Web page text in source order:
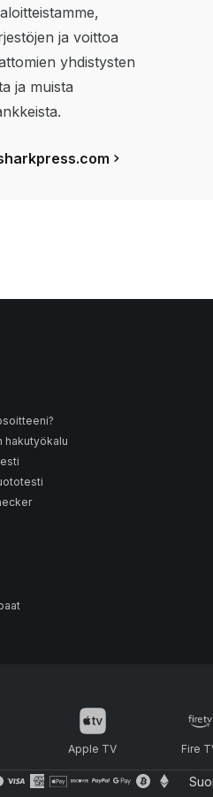
ja voittoa
yhdistysten
ja muista
hakutyökalu
Fire
Apple TV